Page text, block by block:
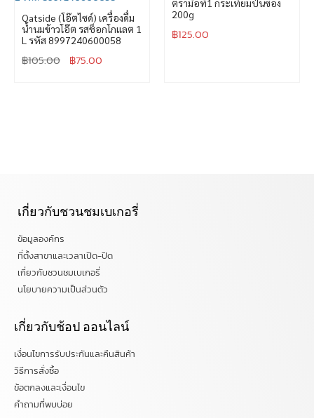
Oatside (โอ๊ตไซด์) เครื่องดื่ม
น้ำนมข้าวโอ๊ต รสช็อกโกแลต 1
L รหัส 8997240600058
฿105.00 ฿75.00
ตรามือที่1 กระเทียมป่นซอง
200g
฿125.00
เกี่ยวกับชวนชมเบเกอรี่
ข้อมูลองค์กร
ที่ตั้งสาขาและเวลาเปิด-ปิด
เกี่ยวกับชวนชมเบเกอรี่
นโยบายความเป็นส่วนตัว
เกี่ยวกับช้อป ออนไลน์
เงื่อนไขการรับประกันและคืนสินค้า
วิธีการสั่งซื้อ
ข้อตกลงและเงื่อนไข
คำถามที่พบบ่อย